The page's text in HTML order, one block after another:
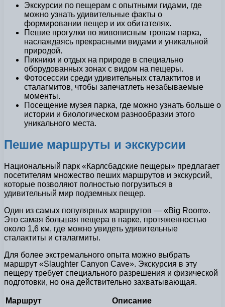
Экскурсии по пещерам с опытными гидами, где
можно узнать удивительные факты о
формировании пещер и их обитателях.
Пешие прогулки по живописным тропам парка,
наслаждаясь прекрасными видами и уникальной
природой.
Пикники и отдых на природе в специально
оборудованных зонах с видом на пещеры.
Фотосессии среди удивительных сталактитов и
сталагмитов, чтобы запечатлеть незабываемые
моменты.
Посещение музея парка, где можно узнать больше о
истории и биологическом разнообразии этого
уникального места.
Пешие маршруты и экскурсии
Национальный парк «Карлсбадские пещеры» предлагает
посетителям множество пеших маршрутов и экскурсий,
которые позволяют полностью погрузиться в
удивительный мир подземных пещер.
Один из самых популярных маршрутов — «Big Room».
Это самая большая пещера в парке, протяженностью
около 1,6 км, где можно увидеть удивительные
сталактиты и сталагмиты.
Для более экстремального опыта можно выбрать
маршрут «Slaughter Canyon Cave». Экскурсия в эту
пещеру требует специального разрешения и физической
подготовки, но она действительно захватывающая.
Маршрут
Описание